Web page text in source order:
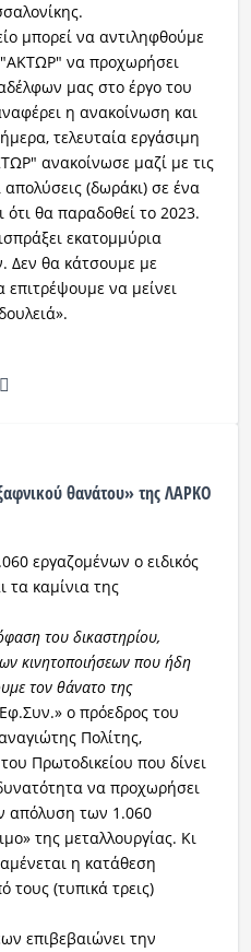
μπορεί να αντιληφθούμε
να προχωρήσει
μας στο έργο του
η ανακοίνωση και
τελευταία εργάσιμη
ανακοίνωσε μαζί με τις
(δωράκι) σε ένα
θα παραδοθεί το 2023.
εκατομμύρια
Δεν θα κάτσουμε με
να μείνει
θανάτου» της ΛΑΡΚΟ
εργαζομένων ο ειδικός
τα καμίνια της
του δικαστηρίου,
κινητοποιήσεων που ήδη
τον θάνατο της
ο πρόεδρος του
Πολίτης,
Πρωτοδικείου που δίνει
να προχωρήσει
απόλυση των 1.060
της μεταλλουργίας. Κι
η κατάθεση
(τυπικά τρεις)
επιβεβαιώνει την